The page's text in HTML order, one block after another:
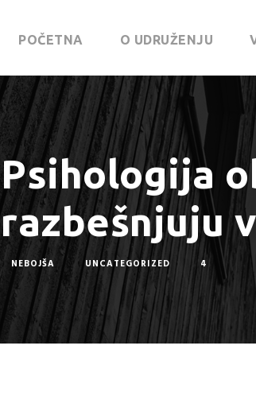
POČETNA O UDRUŽENJU
Psihologija
razbešnjuju
NEBOJŠA UNCATEGORIZED 4